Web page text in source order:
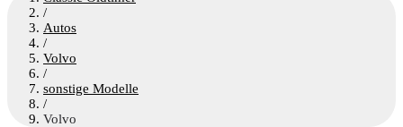
/
Autos
/
Volvo
/
sonstige Modelle
/
Volvo